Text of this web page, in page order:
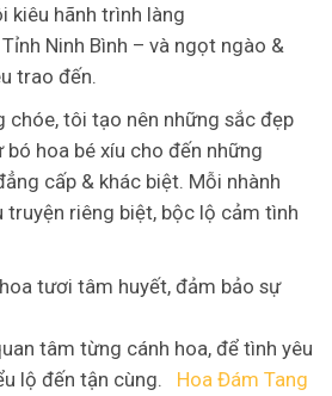
kiêu hãnh trình làng
Ninh Bình – và ngọt ngào &
trao đến.
chóe, tôi tạo nên những sắc đẹp
hoa bé xíu cho đến những
cấp & khác biệt. Mỗi nhành
truyện riêng biệt, bộc lộ cảm tình
tươi tâm huyết, đảm bảo sự
tâm từng cánh hoa, để tình yêu
lộ đến tận cùng. Hoa Đám Tang